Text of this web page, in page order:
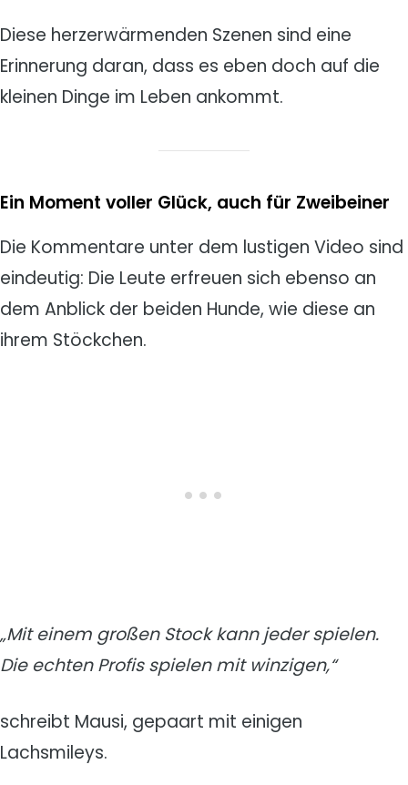
Diese herzerwärmenden Szenen sind eine
Erinnerung daran, dass es eben doch auf die
kleinen Dinge im Leben ankommt.
Ein Moment voller Glück, auch für Zweibeiner
Die Kommentare unter dem lustigen Video sind
eindeutig: Die Leute erfreuen sich ebenso an
dem Anblick der beiden Hunde, wie diese an
ihrem Stöckchen.
„Mit einem großen Stock kann jeder spielen.
Die echten Profis spielen mit winzigen,“
schreibt Mausi, gepaart mit einigen
Lachsmileys.